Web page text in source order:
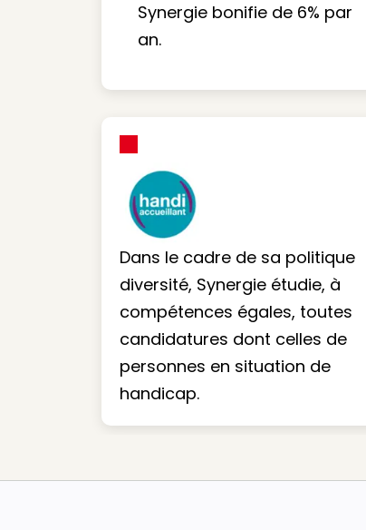
Synergie bonifie de 6% par
an.
Dans le cadre de sa politique
diversité, Synergie étudie, à
compétences égales, toutes
candidatures dont celles de
personnes en situation de
handicap.